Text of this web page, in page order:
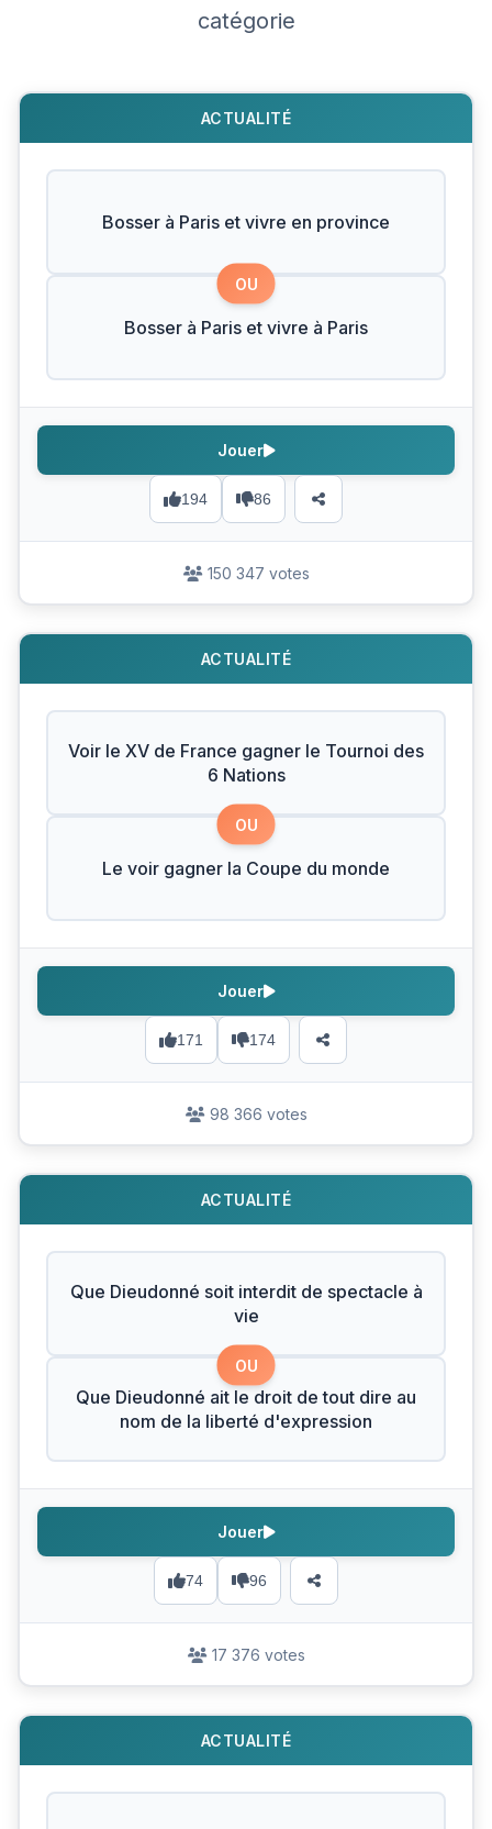
catégorie
ACTUALITÉ
Bosser à Paris et vivre en province
OU
Bosser à Paris et vivre à Paris
194 86
Jouer
150 347 votes
ACTUALITÉ
Voir le XV de France gagner le Tournoi des
6 Nations
OU
Le voir gagner la Coupe du monde
171 174
Jouer
98 366 votes
ACTUALITÉ
Que Dieudonné soit interdit de spectacle à
vie
OU
Que Dieudonné ait le droit de tout dire au
nom de la liberté d'expression
74 96
Jouer
17 376 votes
ACTUALITÉ